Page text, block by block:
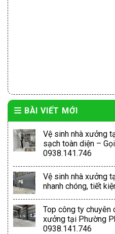
BÀI VIẾT MỚI
Vệ sinh nhà xưởng
sạch toàn diện –
0938.141.746
Vệ sinh nhà xưởng
nhanh chóng, tiết
Top công ty chuyên
xưởng tại Phường
0938.141.746